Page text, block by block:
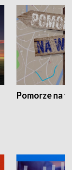
Pomorze na